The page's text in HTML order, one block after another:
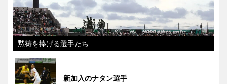
黙祷を捧げる選手たち
新加入のナタン選手